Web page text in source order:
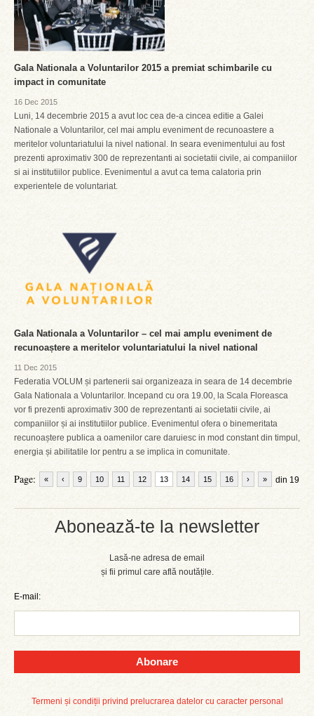
Abonează-te la newsletter
Lasă-ne adresa de email
și fii primul care află noutățile.
E-mail:
Abonare
Termeni și condiții privind prelucrarea datelor cu caracter personal
Gala Nationala a Voluntarilor 2015 a premiat schimbarile cu
impact in comunitate
16 Dec 2015
Luni, 14 decembrie 2015 a avut loc cea de-a cincea editie a Galei
Nationale a Voluntarilor, cel mai amplu eveniment de recunoastere a
meritelor voluntariatului la nivel national. In seara evenimentului au fost
prezenti aproximativ 300 de reprezentanti ai societatii civile, ai companiilor
si ai institutiilor publice. Evenimentul a avut ca tema calatoria prin
experientele de voluntariat.
Gala Nationala a Voluntarilor – cel mai amplu eveniment de
recunoaștere a meritelor voluntariatului la nivel national
11 Dec 2015
Federatia VOLUM și partenerii sai organizeaza in seara de 14 decembrie
Gala Nationala a Voluntarilor. Incepand cu ora 19.00, la Scala Floreasca
vor fi prezenti aproximativ 300 de reprezentanti ai societatii civile, ai
companiilor și ai institutiilor publice. Evenimentul ofera o binemeritata
recunoaștere publica a oamenilor care daruiesc in mod constant din timpul,
energia și abilitatile lor pentru a se implica in comunitate.
Page: « ‹ 9 10 11 12 13 14 15 16 din 19
› »